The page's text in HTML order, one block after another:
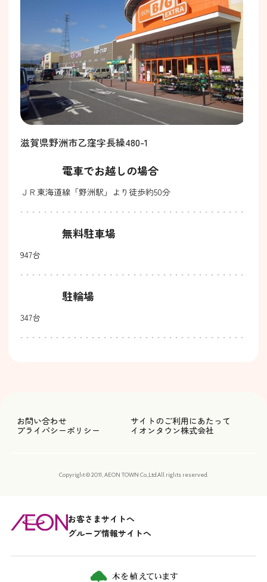
滋賀県野洲市乙窪字長繰480-1
電車でお越しの場合
ＪＲ東海道線「野洲駅」より徒歩約50分
無料駐車場
947台
駐輪場
347台
お問い合わせ
サイトのご利用にあたって
プライバシーポリシー
イオンタウン株式会社
Copyright © 2011, AEON TOWN Co.,Ltd.All rights reserved.
お客さまサイトへ
グループ情報サイトへ